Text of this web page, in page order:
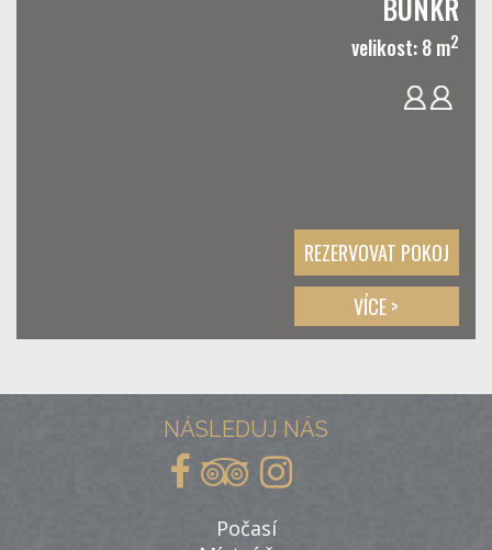
BUNKR
velikost: 8 m2
REZERVOVAT POKOJ
VÍCE >
NÁSLEDUJ NÁS
Počasí